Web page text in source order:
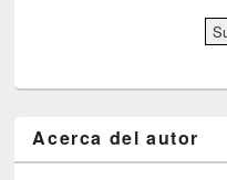
Acerca del autor